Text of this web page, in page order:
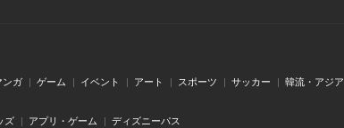
ンガ ゲーム イベント アート スポーツ サッカー 韓流・アジア
ズ アプリ・ゲーム ディズニーパス